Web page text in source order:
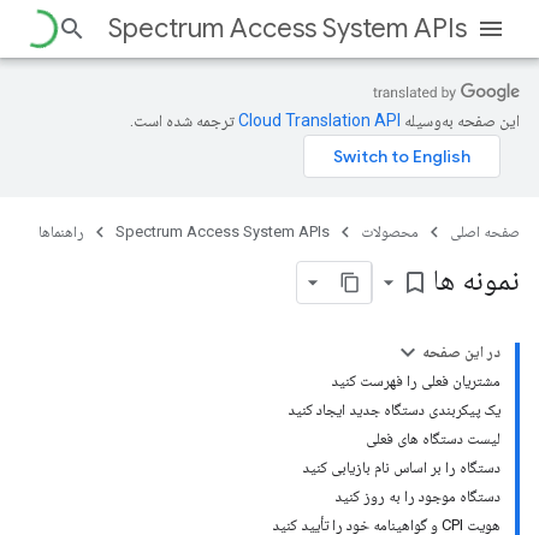
Spectrum Access System APIs
این صفحه به‌وسیله ترجمه شده است.
صفحه اصلی محصولات Spectrum Access System APIs راهنماها
نمونه ها bookmark_border
در این صفحه
مشتریان فعلی را فهرست کنید
یک پیکربندی دستگاه جدید ایجاد کنید
لیست دستگاه های فعلی
دستگاه را بر اساس نام بازیابی کنید
دستگاه موجود را به روز کنید
هویت CPI و گواهینامه خود را تأیید کنید